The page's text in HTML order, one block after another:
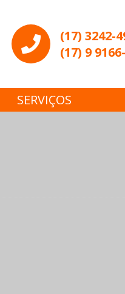
(17) 3242-
(17) 9
SERVIÇOS